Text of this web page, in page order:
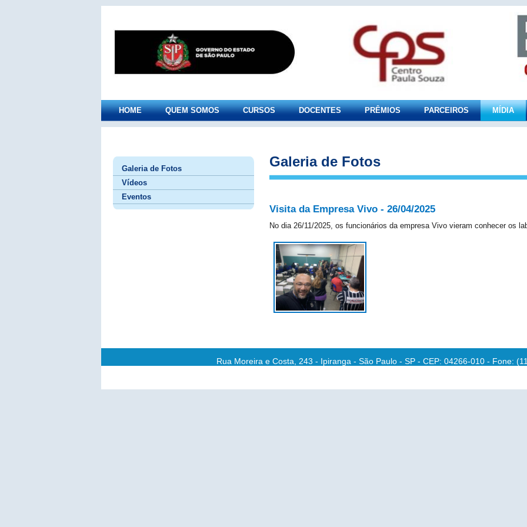
HOME QUEM SOMOS CURSOS DOCENTES PRÊMIOS PARCEIROS MÍDIA
Galeria de Fotos
Vídeos
Eventos
Galeria de Fotos
Visita da Empresa Vivo - 26/04/2025
No dia 26/11/2025, os funcionários da empresa Vivo vieram conhecer os
Rua Moreira e Costa, 243 - Ipiranga - São Paulo - SP - CEP: 04266-010 - Fone: